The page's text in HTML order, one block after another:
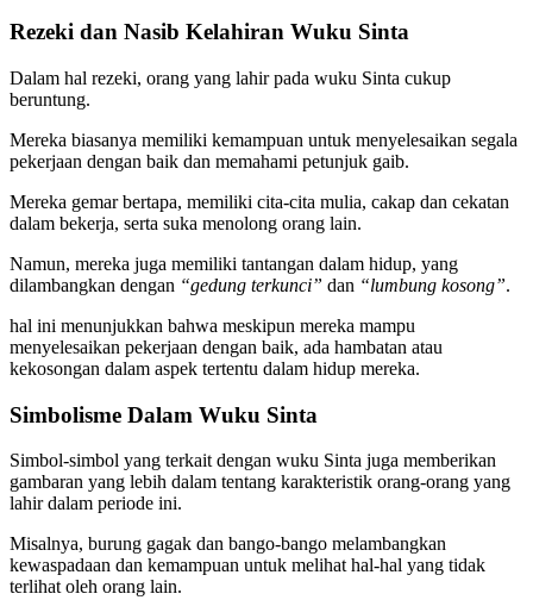
Rezeki dan Nasib Kelahiran Wuku Sinta
Dalam hal rezeki, orang yang lahir pada wuku Sinta cukup
beruntung.
Mereka biasanya memiliki kemampuan untuk menyelesaikan segala
pekerjaan dengan baik dan memahami petunjuk gaib.
Mereka gemar bertapa, memiliki cita-cita mulia, cakap dan cekatan
dalam bekerja, serta suka menolong orang lain.
Namun, mereka juga memiliki tantangan dalam hidup, yang
dilambangkan dengan “gedung terkunci” dan “lumbung kosong”.
hal ini menunjukkan bahwa meskipun mereka mampu
menyelesaikan pekerjaan dengan baik, ada hambatan atau
kekosongan dalam aspek tertentu dalam hidup mereka.
Simbolisme Dalam Wuku Sinta
Simbol-simbol yang terkait dengan wuku Sinta juga memberikan
gambaran yang lebih dalam tentang karakteristik orang-orang yang
lahir dalam periode ini.
Misalnya, burung gagak dan bango-bango melambangkan
kewaspadaan dan kemampuan untuk melihat hal-hal yang tidak
terlihat oleh orang lain.